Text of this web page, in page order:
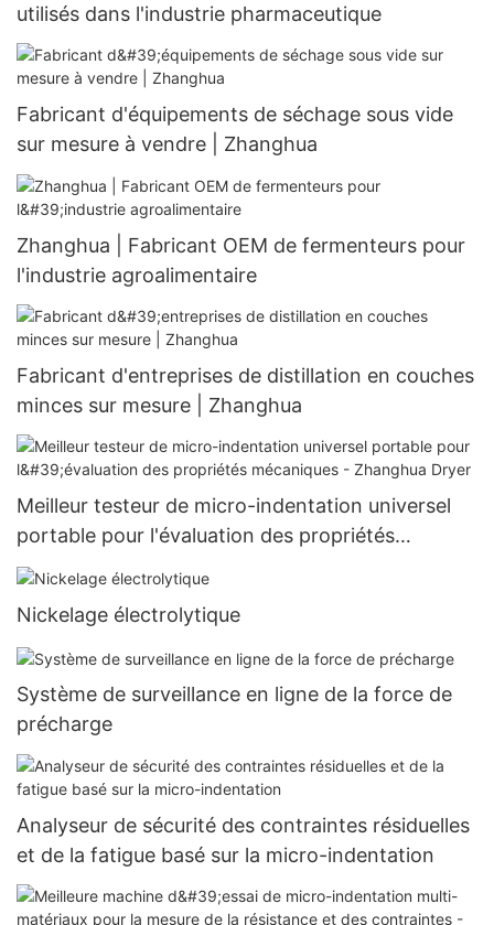
utilisés dans l'industrie pharmaceutique
Fabricant d'équipements de séchage sous vide
sur mesure à vendre | Zhanghua
Zhanghua | Fabricant OEM de fermenteurs pour
l'industrie agroalimentaire
Fabricant d'entreprises de distillation en couches
minces sur mesure | Zhanghua
Meilleur testeur de micro-indentation universel
portable pour l'évaluation des propriétés
mécaniques - Zhanghua Dryer
Nickelage électrolytique
Système de surveillance en ligne de la force de
précharge
Analyseur de sécurité des contraintes résiduelles
et de la fatigue basé sur la micro-indentation